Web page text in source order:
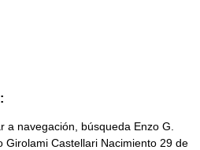
a navegación, búsqueda Enzo G.
Girolami Castellari Nacimiento 29 de